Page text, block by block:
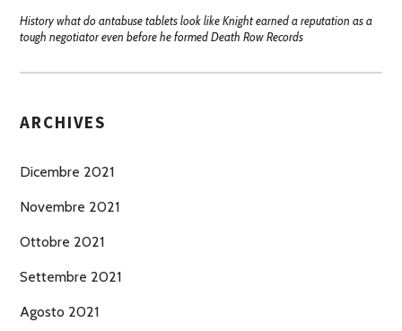
History what do antabuse tablets look like Knight earned a reputation as a
tough negotiator even before he formed Death Row Records
ARCHIVES
Dicembre 2021
Novembre 2021
Ottobre 2021
Settembre 2021
Agosto 2021